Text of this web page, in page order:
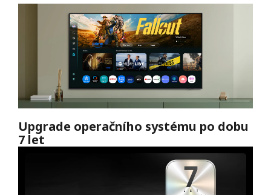
Upgrade operačního systému po dobu
7 let